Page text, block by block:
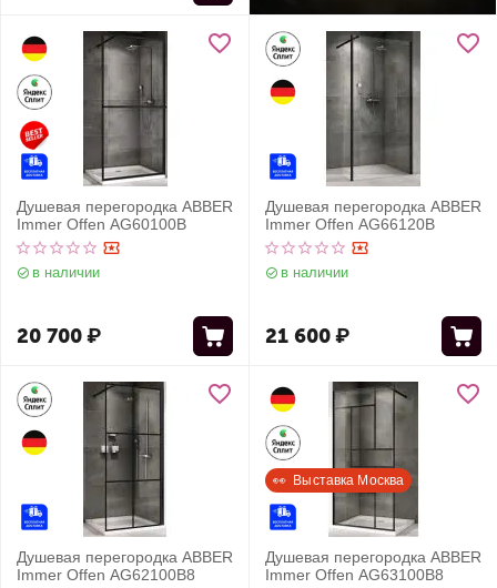
Душевая перегородка ABBER
Immer Offen AG60100B
в наличии
20 700₽
Душевая перегородка ABBER
Immer Offen AG66120B
в наличии
21 600₽
Душевая перегородка ABBER
Immer Offen AG62100B8
👀  Выставка Москва
Душевая перегородка ABBER
Immer Offen AG63100B8